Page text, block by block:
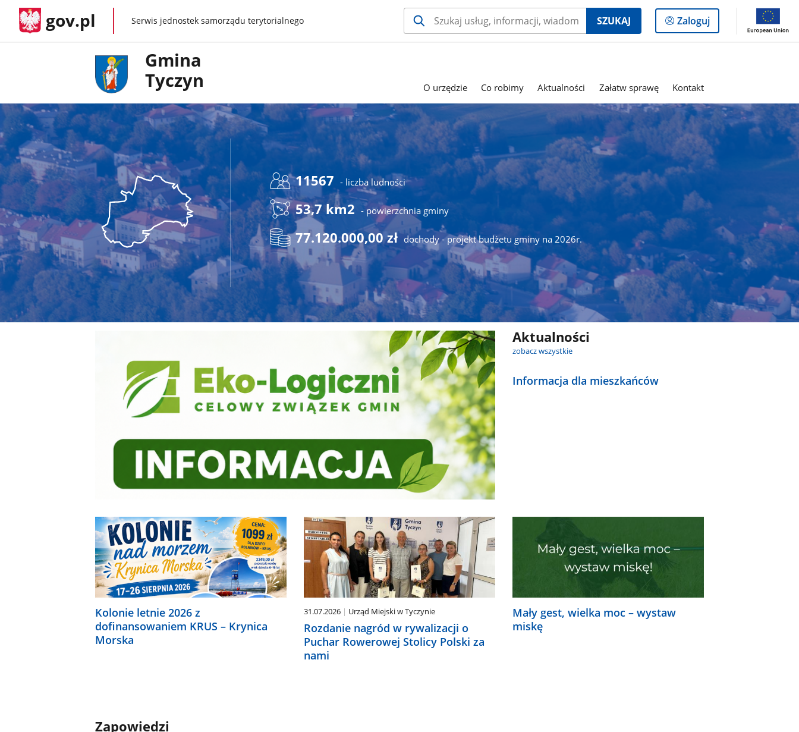
gov.pl gov.plSerwis jednostek samorządu terytorialnego SZUKAJ
Logowanie
do
Zaloguj
Gmina
Tyczyn
O urzędzie Co robimy Aktualności Załatw sprawę Kontakt
11567 - liczba ludności
53,7 km2 - powierzchnia gminy
77.120.000,00 zł dochody - projekt budżetu gminy na 2026r.
Aktualności
zobacz wszystkie
Informacja dla mieszkańców
Kolonie letnie 2026 z
dofinansowaniem KRUS – Krynica
Morska
31.07.2026 Urząd Miejski w Tyczynie
Rozdanie nagród w rywalizacji o
Puchar Rowerowej Stolicy Polski za
nami
Mały gest, wielka moc – wystaw
miskę
Zapowiedzi